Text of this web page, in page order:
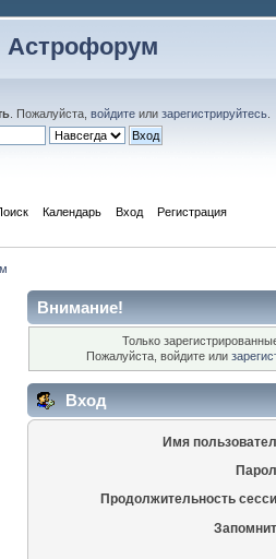
Астрофорум
. Пожалуйста, войдите или зарегистрируйтесь
Календарь Вход Регистрация
Внимание!
Только
Пожалуйста, войдите или
Вход
Имя
Продолжительность